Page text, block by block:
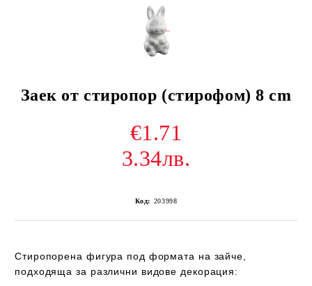
Заек от стиропор (стирофом) 8 cm
€1.71
3.34лв.
Код: 203998
Стиропорена фигура под формата на зайче,
подходяща за различни видове декорация: